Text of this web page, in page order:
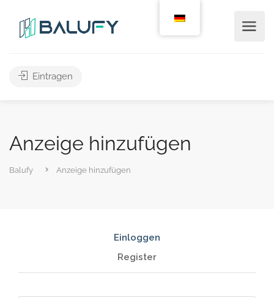
Eintragen
Anzeige hinzufügen
Balufy Anzeige hinzufügen
Einloggen
Register